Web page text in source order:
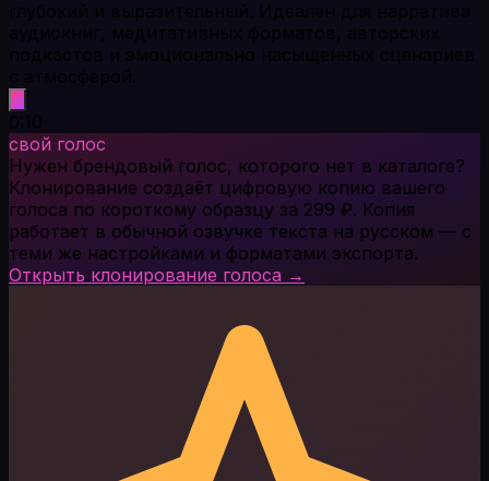
свой голос
Нужен брендовый голос, которого нет в каталоге?
Клонирование создаёт цифровую копию вашего
голоса по короткому образцу за 299 ₽. Копия
работает в обычной озвучке текста на русском — с
теми же настройками и форматами экспорта.
Открыть клонирование голоса →